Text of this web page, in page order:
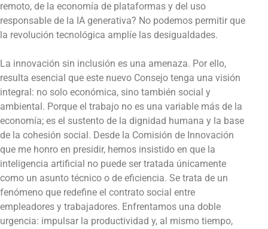
remoto, de la economía de plataformas y del uso
responsable de la IA generativa? No podemos permitir que
la revolución tecnológica amplíe las desigualdades.
La innovación sin inclusión es una amenaza. Por ello,
resulta esencial que este nuevo Consejo tenga una visión
integral: no solo económica, sino también social y
ambiental. Porque el trabajo no es una variable más de la
economía; es el sustento de la dignidad humana y la base
de la cohesión social. Desde la Comisión de Innovación
que me honro en presidir, hemos insistido en que la
inteligencia artificial no puede ser tratada únicamente
como un asunto técnico o de eficiencia. Se trata de un
fenómeno que redefine el contrato social entre
empleadores y trabajadores. Enfrentamos una doble
urgencia: impulsar la productividad y, al mismo tiempo,